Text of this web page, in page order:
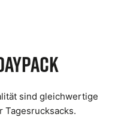
sind gleichwertige
Tagesrucksacks.